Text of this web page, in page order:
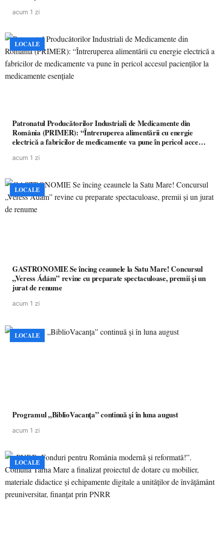
acum 1 zi
LOCALE
Patronatul Producătorilor Industriali de Medicamente din
România (PRIMER): “Întreruperea alimentării cu energie
electrică a fabricilor de medicamente va pune în pericol accesul
acum 1 zi
LOCALE
GASTRONOMIE Se încing ceaunele la Satu Mare! Concursul
„Veress Ádám” revine cu preparate spectaculoase, premii și un
jurat de renume
acum 1 zi
LOCALE
Programul „BiblioVacanța” continuă și în luna august
acum 1 zi
LOCALE